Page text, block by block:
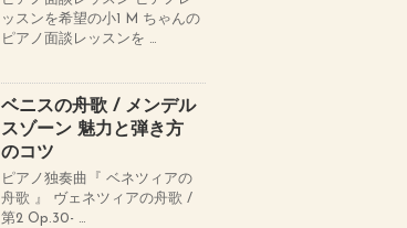
ッスンを希望の小1 M ちゃんの
ピアノ面談レッスンを …
ベニスの舟歌 / メンデル
スゾーン 魅力と弾き方
のコツ
ピアノ独奏曲『 ベネツィアの
舟歌 』 ヴェネツィアの舟歌 /
第2 Op.30- …